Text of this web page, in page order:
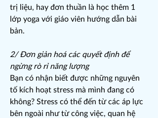
trị liệu, hay đơn thuần là học thêm 1
lớp yoga với giáo viên hướng dẫn bài
bản.
2/ Đơn giản hoá các quyết định để
ngừng rò rỉ năng lượng
Bạn có nhận biết được những nguyên
tố kích hoạt stress mà mình đang có
không? Stress có thể đến từ các áp lực
bên ngoài như từ công việc, quan hệ